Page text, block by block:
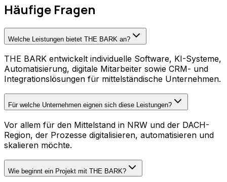
Häufige Fragen
Welche Leistungen bietet THE BARK an?
THE BARK entwickelt individuelle Software, KI-Systeme,
Automatisierung, digitale Mitarbeiter sowie CRM- und
Integrationslösungen für mittelständische Unternehmen.
Für welche Unternehmen eignen sich diese Leistungen?
Vor allem für den Mittelstand in NRW und der DACH-
Region, der Prozesse digitalisieren, automatisieren und
skalieren möchte.
Wie beginnt ein Projekt mit THE BARK?